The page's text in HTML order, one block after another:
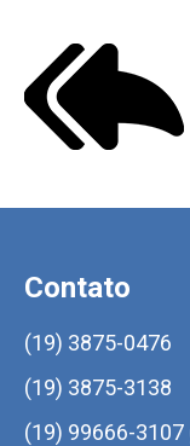
Contato
(19) 3875-0476
(19) 3875-3138
(19) 99666-3107